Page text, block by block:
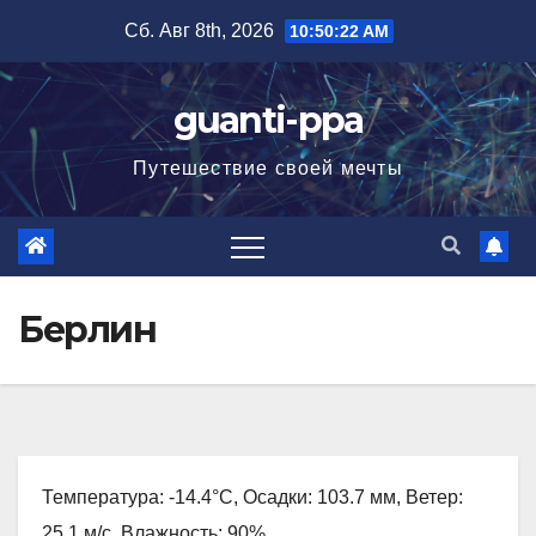
содержимому
Сб. Авг 8th, 2026 10:50:23 AM
guanti-ppa
Путешествие своей мечты
Берлин
Температура: -14.4°C, Осадки: 103.7 мм, Ветер: